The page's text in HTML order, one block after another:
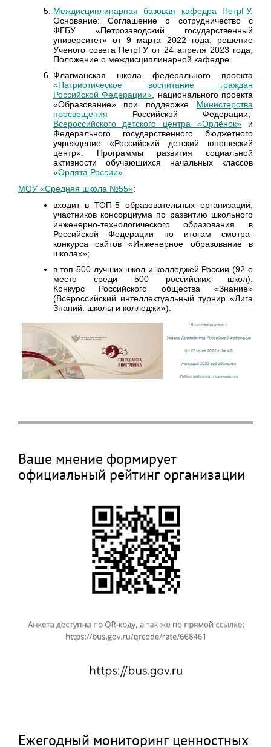
Междисциплинарная базовая кафедра ПетрГУ.
Основание: Соглашение о сотрудничество с
ФГБУ «Петрозаводский государственный
университет» от 9 марта 2022 года, решение
Ученого совета ПетрГУ от 24 апреля 2023 года,
Положение о междисциплинарной кафедре.
Флагманская школа федерального проекта
«Патриотическое воспитание граждан
Российской Федерации», национального проекта
«Образование» при поддержке Министерства
просвещения Российской Федерации,
Всероссийского детского центра «Орлёнок» и
Федерального государственного бюджетного
учреждение «Российский детский юношеский
центр». Программы развития социальной
активности обучающихся начальных классов
«Орлята России».
МОУ «Средняя школа №55»:
входит в ТОП-5 образовательных организаций,
участников консорциума по развитию школьного
инженерно-технологического образования в
Российской Федерации по итогам смотра-
конкурса сайтов «Инженерное образование в
школах»;
в топ-500 лучших школ и колледжей России (92-е
место среди 500 российских школ).
Конкурс Российского общества «Знание»
(Всероссийский интеллектуальный турнир «Лига
Знаний: школы и колледжи»).
Ваше мнение формирует
официальный рейтинг организации
Ежегодный мониторинг ценностных